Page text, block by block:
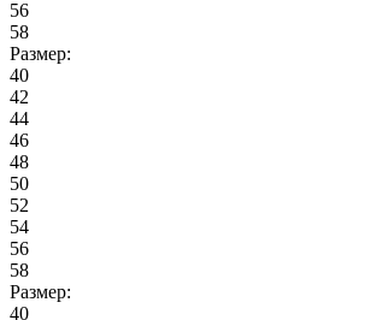
56
58
Размер:
40
42
44
46
48
50
52
54
56
58
Размер:
40